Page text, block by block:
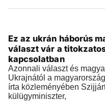
2026.03.06 |11:42
Ez az ukrán háborús
választ vár a
kapcsolatban
Azonnali választ és
Ukrajnától a
írta közleményében
külügyminiszter,